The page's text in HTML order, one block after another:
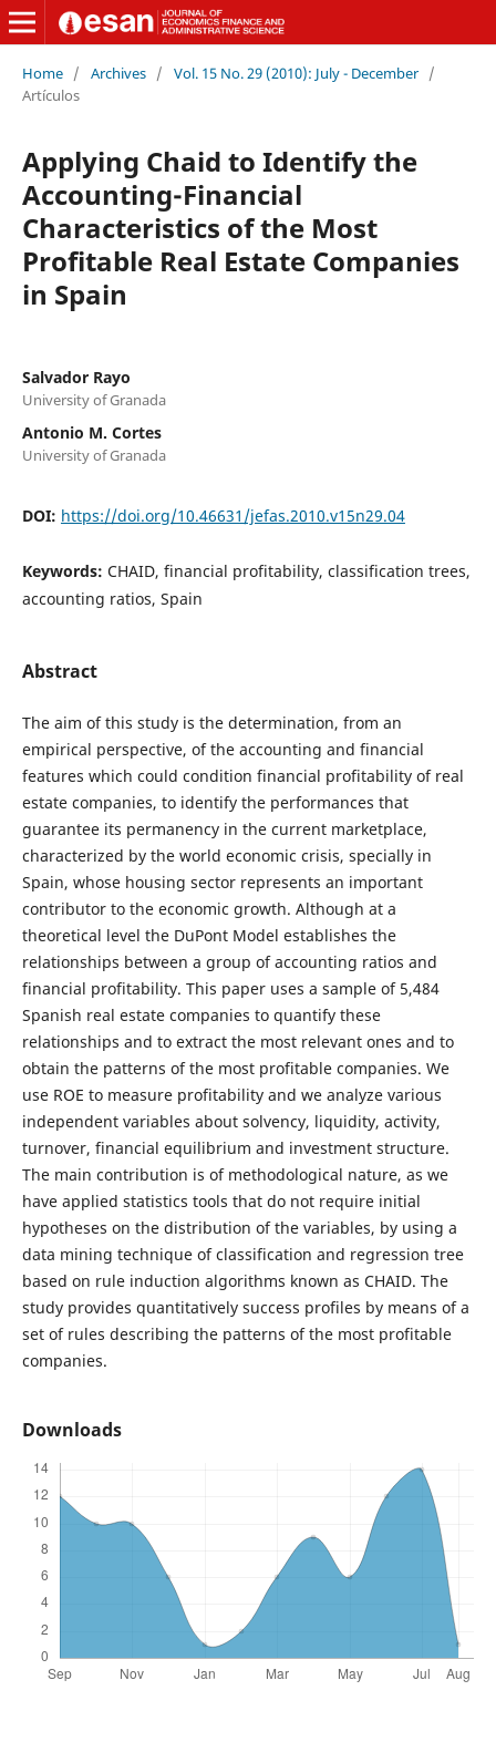
Home / Archives / Vol. 15 No. 29 (2010): July - December /
Artículos
Applying Chaid to Identify the
Accounting-Financial
Characteristics of the Most
Profitable Real Estate Companies
in Spain
Salvador Rayo
University of Granada
Antonio M. Cortes
University of Granada
DOI: https://doi.org/10.46631/jefas.2010.v15n29.04
Keywords: CHAID, financial profitability, classification trees,
accounting ratios, Spain
Abstract
The aim of this study is the determination, from an
empirical perspective, of the accounting and financial
features which could condition financial profitability of real
estate companies, to identify the performances that
guarantee its permanency in the current marketplace,
characterized by the world economic crisis, specially in
Spain, whose housing sector represents an important
contributor to the economic growth. Although at a
theoretical level the DuPont Model establishes the
relationships between a group of accounting ratios and
financial profitability. This paper uses a sample of 5,484
Spanish real estate companies to quantify these
relationships and to extract the most relevant ones and to
obtain the patterns of the most profitable companies. We
use ROE to measure profitability and we analyze various
independent variables about solvency, liquidity, activity,
turnover, financial equilibrium and investment structure.
The main contribution is of methodological nature, as we
have applied statistics tools that do not require initial
hypotheses on the distribution of the variables, by using a
data mining technique of classification and regression tree
based on rule induction algorithms known as CHAID. The
study provides quantitatively success profiles by means of a
set of rules describing the patterns of the most profitable
companies.
Downloads